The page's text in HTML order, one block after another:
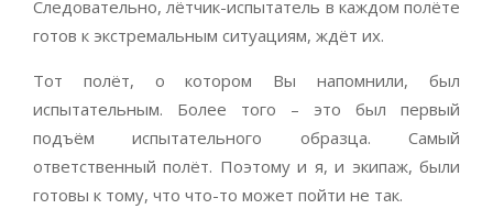
Следовательно, лётчик-испытатель в каждом полёте
готов к экстремальным ситуациям, ждёт их.
Тот полёт, о котором Вы напомнили, был
испытательным. Более того – это был первый
подъём испытательного образца. Самый
ответственный полёт. Поэтому и я, и экипаж, были
готовы к тому, что что-то может пойти не так.